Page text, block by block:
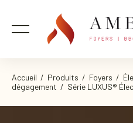
Accueil / Produits / Foyers /
dégagement / Série LUXUS®